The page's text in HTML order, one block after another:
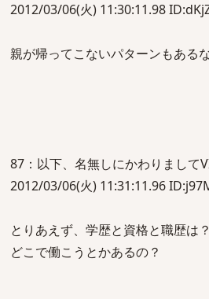
2012/03/06(火) 11:30:11.98
親が帰ってこないパターンもある
87：以下、名無しにかわりまして
2012/03/06(火) 11:31:11.96
とりあえず、学歴と資格と職歴は？
どこで働こうとかあるの？